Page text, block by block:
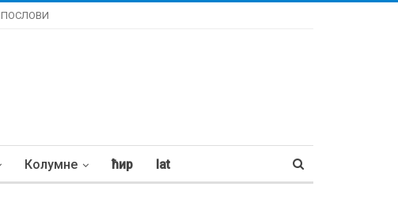
ПОСЛОВИ
Колумне ћир lat